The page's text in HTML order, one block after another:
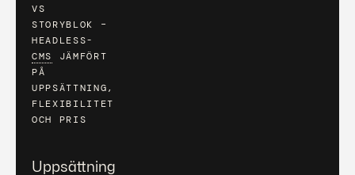
VS
STORYBLOK
–
HEADLESS-
CMS
JÄMFÖRT
PÅ
UPPSÄTTNING,
FLEXIBILITET
OCH PRIS
Uppsättning